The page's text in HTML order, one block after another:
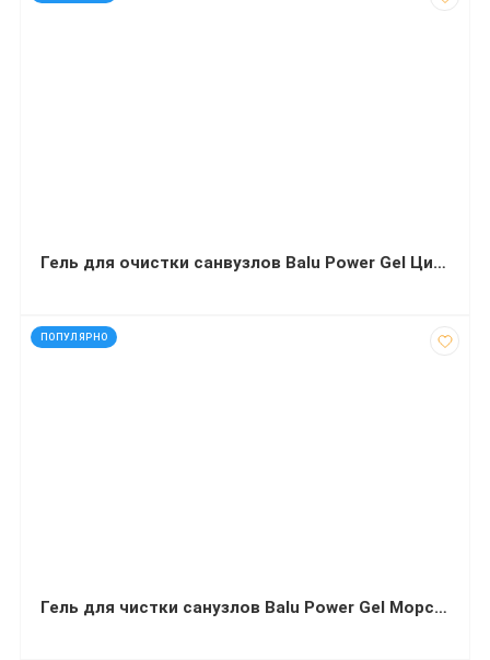
Гель для очистки санвузлов Balu Power Gel Цитрус канистра 5 литров
ПОПУЛЯРНО
код: 32450
Гель для чистки санузлов Balu Power Gel Морской бриз 5 л